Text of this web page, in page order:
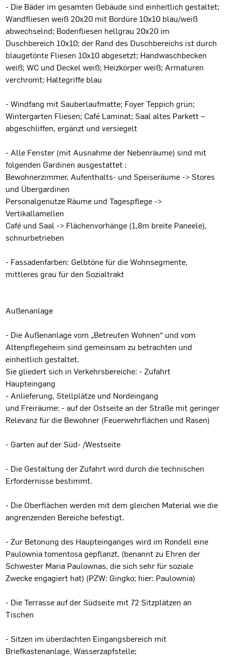
- Die Bäder im gesamten Gebäude sind einheitlich gestaltet;
Wandfliesen weiß 20x20 mit Bordüre 10x10 blau/weiß
abwechselnd; Bodenfliesen hellgrau 20x20 im
Duschbereich 10x10; der Rand des Duschbereichs ist durch
blaugetönte Fliesen 10x10 abgesetzt; Handwaschbecken
weiß; WC und Deckel weiß; Heizkörper weiß; Armaturen
verchromt; Haltegriffe blau
- Windfang mit Sauberlaufmatte; Foyer Teppich grün;
Wintergarten Fliesen; Café Laminat; Saal altes Parkett –
abgeschliffen, ergänzt und versiegelt
- Alle Fenster (mit Ausnahme der Nebenräume) sind mit
folgenden Gardinen ausgestattet :
Bewohnerzimmer, Aufenthalts- und Speiseräume -> Stores
und Übergardinen
Personalgenutze Räume und Tagespflege ->
Vertikallamellen
Café und Saal -> Flächenvorhänge (1,8m breite Paneele),
schnurbetrieben
- Fassadenfarben: Gelbtöne für die Wohnsegmente,
mittleres grau für den Sozialtrakt
Außenanlage
- Die Außenanlage vom „Betreuten Wohnen“ und vom
Altenpflegeheim sind gemeinsam zu betrachten und
einheitlich gestaltet.
Sie gliedert sich in Verkehrsbereiche: - Zufahrt
Haupteingang
- Anlieferung, Stellplätze und Nordeingang
und Freiräume: - auf der Ostseite an der Straße mit geringer
Relevanz für die Bewohner (Feuerwehrflächen und Rasen)
- Garten auf der Süd- /Westseite
- Die Gestaltung der Zufahrt wird durch die technischen
Erfordernisse bestimmt.
- Die Oberflächen werden mit dem gleichen Material wie die
angrenzenden Bereiche befestigt.
- Zur Betonung des Haupteinganges wird im Rondell eine
Paulownia tomentosa gepflanzt. (benannt zu Ehren der
Schwester Maria Paulownas, die sich sehr für soziale
Zwecke engagiert hat) (PZW: Gingko; hier: Paulownia)
- Die Terrasse auf der Südseite mit 72 Sitzplätzen an
Tischen
- Sitzen im überdachten Eingangsbereich mit
Briefkastenanlage, Wasserzapfstelle;